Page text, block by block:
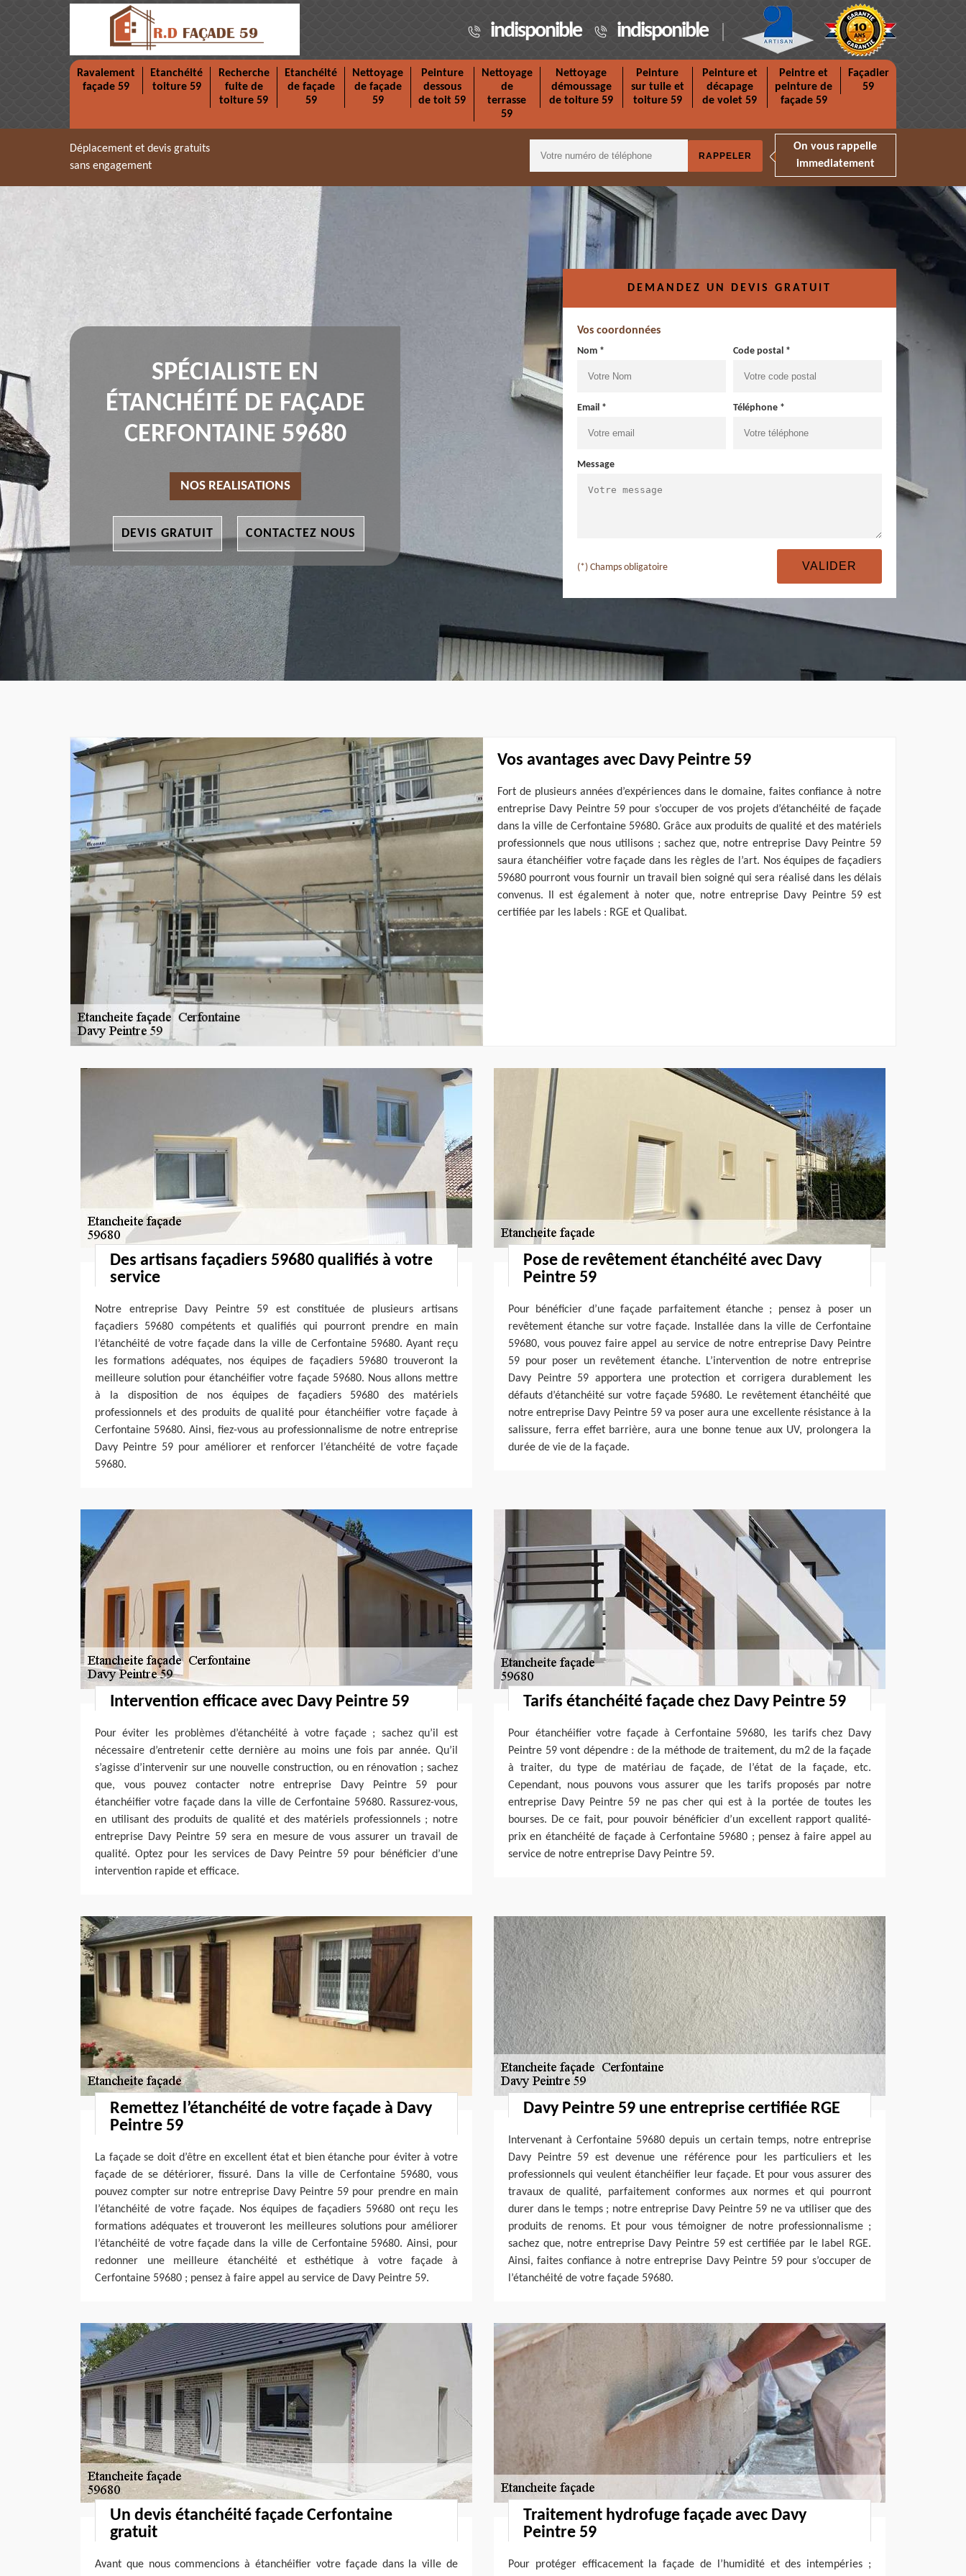
indisponible indisponible
Ravalement
façade 59
Etanchéité
toiture 59
Recherche
fuite de
toiture 59
Etanchéité
de façade
59
Nettoyage
de façade
59
Peinture
dessous
de toit 59
Nettoyage
de
terrasse
59
Nettoyage
démoussage
de toiture 59
Peinture
sur tuile et
toiture 59
Peinture et
décapage
de volet 59
Peintre et
peinture de
façade 59
Façadier
59
Déplacement et devis gratuits
sans engagement
On vous rappelle
immediatement
SPÉCIALISTE EN
ÉTANCHÉITÉ DE FAÇADE
CERFONTAINE 59680
NOS REALISATIONS
DEVIS GRATUIT CONTACTEZ NOUS
DEMANDEZ UN DEVIS GRATUIT
Vos coordonnées
Nom * Code postal *
Email * Téléphone *
Message
(*) Champs obligatoire
Vos avantages avec Davy Peintre 59
Fort de plusieurs années d’expériences dans le domaine, faites confiance à notre
entreprise Davy Peintre 59 pour s’occuper de vos projets d’étanchéité de façade
dans la ville de Cerfontaine 59680. Grâce aux produits de qualité et des matériels
professionnels que nous utilisons ; sachez que, notre entreprise Davy Peintre 59
saura étanchéifier votre façade dans les règles de l’art. Nos équipes de façadiers
59680 pourront vous fournir un travail bien soigné qui sera réalisé dans les délais
convenus. Il est également à noter que, notre entreprise Davy Peintre 59 est
certifiée par les labels : RGE et Qualibat.
Des artisans façadiers 59680 qualifiés à votre
service
Notre entreprise Davy Peintre 59 est constituée de plusieurs artisans
façadiers 59680 compétents et qualifiés qui pourront prendre en main
l’étanchéité de votre façade dans la ville de Cerfontaine 59680. Ayant reçu
les formations adéquates, nos équipes de façadiers 59680 trouveront la
meilleure solution pour étanchéifier votre façade 59680. Nous allons mettre
à la disposition de nos équipes de façadiers 59680 des matériels
professionnels et des produits de qualité pour étanchéifier votre façade à
Cerfontaine 59680. Ainsi, fiez-vous au professionnalisme de notre entreprise
Davy Peintre 59 pour améliorer et renforcer l’étanchéité de votre façade
59680.
Pose de revêtement étanchéité avec Davy
Peintre 59
Pour bénéficier d’une façade parfaitement étanche ; pensez à poser un
revêtement étanche sur votre façade. Installée dans la ville de Cerfontaine
59680, vous pouvez faire appel au service de notre entreprise Davy Peintre
59 pour poser un revêtement étanche. L’intervention de notre entreprise
Davy Peintre 59 apportera une protection et corrigera durablement les
défauts d’étanchéité sur votre façade 59680. Le revêtement étanchéité que
notre entreprise Davy Peintre 59 va poser aura une excellente résistance à la
salissure, ferra effet barrière, aura une bonne tenue aux UV, prolongera la
durée de vie de la façade.
Intervention efficace avec Davy Peintre 59
Pour éviter les problèmes d’étanchéité à votre façade ; sachez qu’il est
nécessaire d’entretenir cette dernière au moins une fois par année. Qu’il
s’agisse d’intervenir sur une nouvelle construction, ou en rénovation ; sachez
que, vous pouvez contacter notre entreprise Davy Peintre 59 pour
étanchéifier votre façade dans la ville de Cerfontaine 59680. Rassurez-vous,
en utilisant des produits de qualité et des matériels professionnels ; notre
entreprise Davy Peintre 59 sera en mesure de vous assurer un travail de
qualité. Optez pour les services de Davy Peintre 59 pour bénéficier d’une
intervention rapide et efficace.
Tarifs étanchéité façade chez Davy Peintre 59
Pour étanchéifier votre façade à Cerfontaine 59680, les tarifs chez Davy
Peintre 59 vont dépendre : de la méthode de traitement, du m2 de la façade
à traiter, du type de matériau de façade, de l’état de la façade, etc.
Cependant, nous pouvons vous assurer que les tarifs proposés par notre
entreprise Davy Peintre 59 ne pas cher qui est à la portée de toutes les
bourses. De ce fait, pour pouvoir bénéficier d’un excellent rapport qualité-
prix en étanchéité de façade à Cerfontaine 59680 ; pensez à faire appel au
service de notre entreprise Davy Peintre 59.
Remettez l’étanchéité de votre façade à Davy
Peintre 59
La façade se doit d’être en excellent état et bien étanche pour éviter à votre
façade de se détériorer, fissuré. Dans la ville de Cerfontaine 59680, vous
pouvez compter sur notre entreprise Davy Peintre 59 pour prendre en main
l’étanchéité de votre façade. Nos équipes de façadiers 59680 ont reçu les
formations adéquates et trouveront les meilleures solutions pour améliorer
l’étanchéité de votre façade dans la ville de Cerfontaine 59680. Ainsi, pour
redonner une meilleure étanchéité et esthétique à votre façade à
Cerfontaine 59680 ; pensez à faire appel au service de Davy Peintre 59.
Davy Peintre 59 une entreprise certifiée RGE
Intervenant à Cerfontaine 59680 depuis un certain temps, notre entreprise
Davy Peintre 59 est devenue une référence pour les particuliers et les
professionnels qui veulent étanchéifier leur façade. Et pour vous assurer des
travaux de qualité, parfaitement conformes aux normes et qui pourront
durer dans le temps ; notre entreprise Davy Peintre 59 ne va utiliser que des
produits de renoms. Et pour vous témoigner de notre professionnalisme ;
sachez que, notre entreprise Davy Peintre 59 est certifiée par le label RGE.
Ainsi, faites confiance à notre entreprise Davy Peintre 59 pour s’occuper de
l’étanchéité de votre façade 59680.
Un devis étanchéité façade Cerfontaine
gratuit
Avant que nous commencions à étanchéifier votre façade dans la ville de
Traitement hydrofuge façade avec Davy
Peintre 59
Pour protéger efficacement la façade de l’humidité et des intempéries ;